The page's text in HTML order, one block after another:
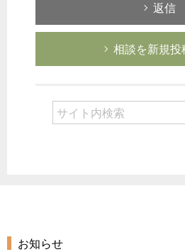
返信
相談を新規投
お知らせ